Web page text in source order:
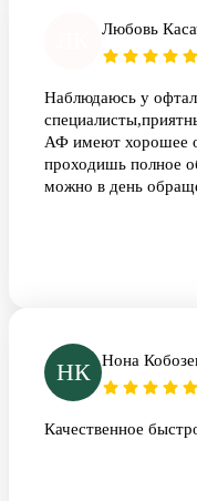
Любовь
Наблюдаюсь у
АФ имеют хорошее
проходишь полное
можно в день
НК Нона
Качественное